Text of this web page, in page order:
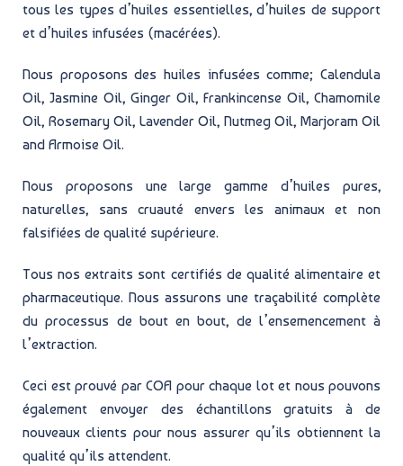
tous les types d’huiles essentielles, d’huiles de support
et d’huiles infusées (macérées).
Nous proposons des huiles infusées comme; Calendula
Oil, Jasmine Oil, Ginger Oil, Frankincense Oil, Chamomile
Oil, Rosemary Oil, Lavender Oil, Nutmeg Oil, Marjoram Oil
and Armoise Oil.
Nous proposons une large gamme d’huiles pures,
naturelles, sans cruauté envers les animaux et non
falsifiées de qualité supérieure.
Tous nos extraits sont certifiés de qualité alimentaire et
pharmaceutique. Nous assurons une traçabilité complète
du processus de bout en bout, de l’ensemencement à
l’extraction.
Ceci est prouvé par COA pour chaque lot et nous pouvons
également envoyer des échantillons gratuits à de
nouveaux clients pour nous assurer qu’ils obtiennent la
qualité qu’ils attendent.